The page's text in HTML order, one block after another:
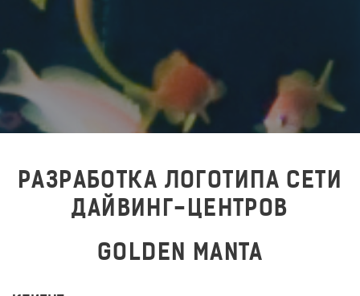
РАЗРАБОТКА ЛОГОТИПА СЕТИ
ДАЙВИНГ-ЦЕНТРОВ
GOLDEN MANTA